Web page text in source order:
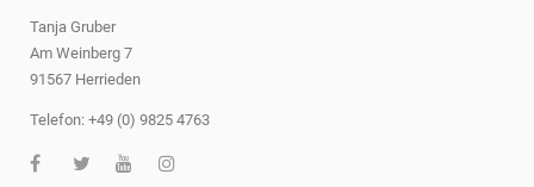
Tanja Gruber
Am Weinberg 7
91567 Herrieden
Telefon: +49 (0) 9825 4763